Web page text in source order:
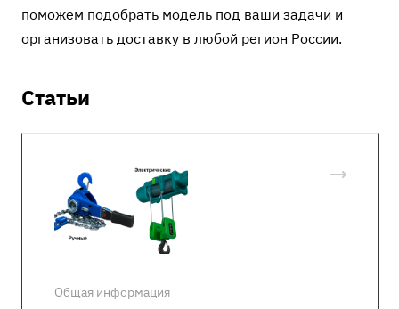
поможем подобрать модель под ваши задачи и
организовать доставку в любой регион России.
Статьи
Общая информация